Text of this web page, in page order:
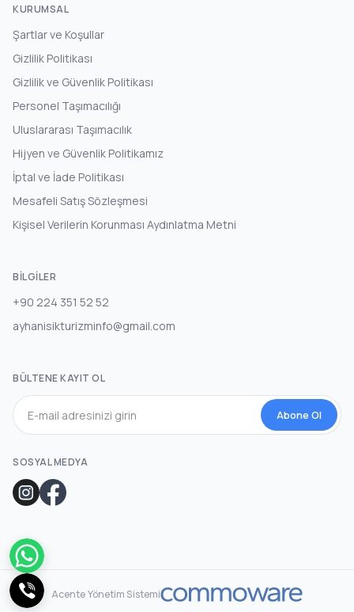
KURUMSAL
Şartlar ve Koşullar
Gizlilik Politikası
Gizlilik ve Güvenlik Politikası
Personel Taşımacılığı
Uluslararası Taşımacılık
Hijyen ve Güvenlik Politikamız
İptal ve İade Politikası
Mesafeli Satış Sözleşmesi
Kişisel Verilerin Korunması Aydınlatma Metni
BILGILER
+90 224 351 52 52
ayhanisikturizminfo@gmail.com
BÜLTENE KAYIT OL
Abone Ol
SOSYAL MEDYA
Acente Yönetim Sistemi